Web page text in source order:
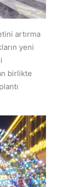
artırma
yeni
birlikte